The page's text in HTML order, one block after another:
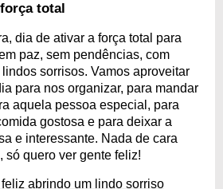
total
dia de ativar a força total para
paz, sem pendências, com
sorrisos. Vamos aproveitar
para nos organizar, para mandar
aquela pessoa especial, para
gostosa e para deixar a
e interessante. Nada de cara
só quero ver gente feliz!
abrindo um lindo sorriso